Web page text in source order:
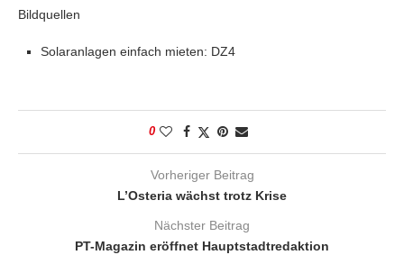
Bildquellen
Solaranlagen einfach mieten: DZ4
0
Vorheriger Beitrag
L’Osteria wächst trotz Krise
Nächster Beitrag
PT-Magazin eröffnet Hauptstadtredaktion